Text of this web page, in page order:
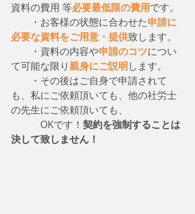
資料の費用 等必要最低限の費用です。
・お客様の状態に合わせた申請に
必要な資料をご用意・提供致します。
・資料の内容や申請のコツについ
て可能な限り親身にご説明します。
・その後はご自身で申請されて
も、私にご依頼頂いても、他の社労士
の先生にご依頼頂いても、
OKです！ 契約を強制することは
決して致しません！